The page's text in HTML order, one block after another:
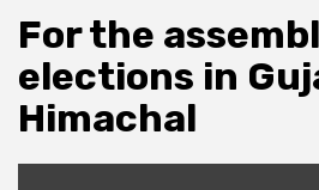
For the
elections in
Himachal